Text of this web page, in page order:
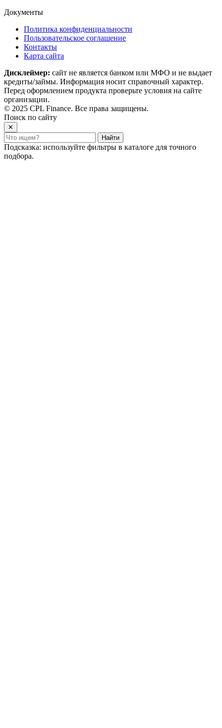
Документы
Политика конфиденциальности
Пользовательское соглашение
Контакты
Карта сайта
Дисклеймер: сайт не является банком или МФО и не выдает
кредиты/займы. Информация носит справочный характер.
Перед оформлением продукта проверьте условия на сайте
организации.
© 2025 CPL Finance. Все права защищены.
Поиск по сайту
✕
Найти
Подсказка: используйте фильтры в каталоге для точного
подбора.